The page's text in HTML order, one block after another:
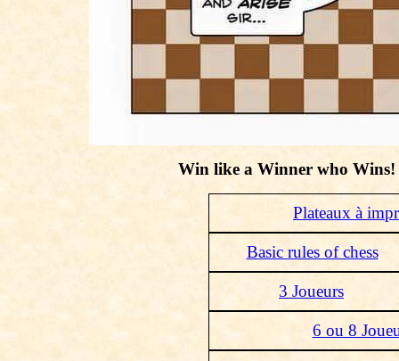
Win like a Winner who
Plateaux à
Basic rules of chess
3 Joueurs
6 ou 8